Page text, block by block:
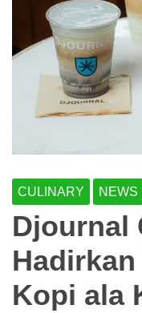
CULINARY NEWS
Djournal
Kopi ala